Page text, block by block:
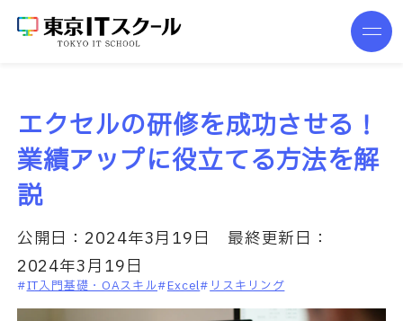
エクセルの研修を成功させる！
業績アップに役立てる方法を解
説
公開日： 2024年3月19日
最終更新日：
2024年3月19日
IT入門基礎・OAスキル Excel リスキリング